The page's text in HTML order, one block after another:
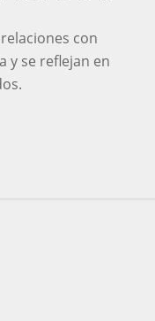
con
y se reflejan en